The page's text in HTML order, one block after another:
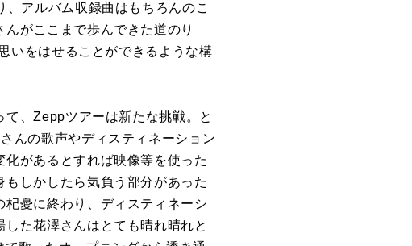
、アルバム収録曲はもちろんのこ
がここまで歩んできた道のり
いをはせることができるような構
、Zeppツアーは新たな挑戦。と
んの歌声やディスティネーション
があるとすれば映像等を使った
しかしたら気負う部分があった
憂に終わり、ディスティネーシ
た花澤さんはとても晴れ晴れと